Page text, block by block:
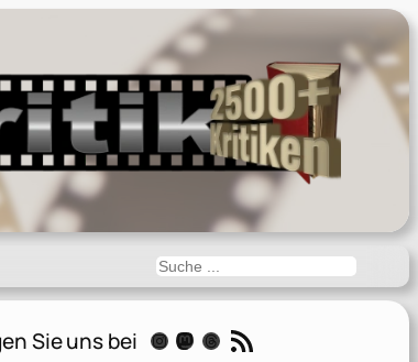
Suchen
Sie uns bei Instagram Mastodon Threads RSS-Feed